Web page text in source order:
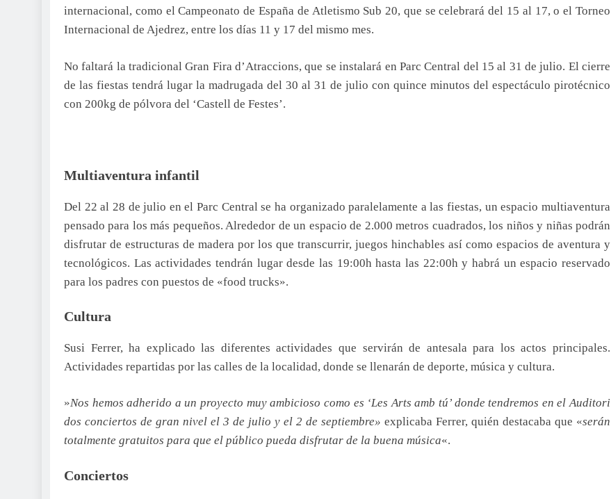
internacional, como el Campeonato de España de Atletismo Sub 20, que se celebrará del 15 al 17, o el Torneo
Internacional de Ajedrez, entre los días 11 y 17 del mismo mes.
No faltará la tradicional Gran Fira d’Atraccions, que se instalará en Parc Central del 15 al 31 de julio. El cierre
de las fiestas tendrá lugar la madrugada del 30 al 31 de julio con quince minutos del espectáculo pirotécnico
con 200kg de pólvora del ‘Castell de Festes’.
Multiaventura infantil
Del 22 al 28 de julio en el Parc Central se ha organizado paralelamente a las fiestas, un espacio multiaventura
pensado para los más pequeños. Alrededor de un espacio de 2.000 metros cuadrados, los niños y niñas podrán
disfrutar de estructuras de madera por los que transcurrir, juegos hinchables así como espacios de aventura y
tecnológicos. Las actividades tendrán lugar desde las 19:00h hasta las 22:00h y habrá un espacio reservado
para los padres con puestos de «food trucks».
Cultura
Susi Ferrer, ha explicado las diferentes actividades que servirán de antesala para los actos principales.
Actividades repartidas por las calles de la localidad, donde se llenarán de deporte, música y cultura.
»Nos hemos adherido a un proyecto muy ambicioso como es ‘Les Arts amb tú’ donde tendremos en el Auditori
dos conciertos de gran nivel el 3 de julio y el 2 de septiembre» explicaba Ferrer, quién destacaba que «serán
totalmente gratuitos para que el público pueda disfrutar de la buena música«.
Conciertos